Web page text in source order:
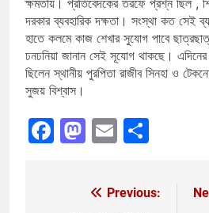
দরকার ব্যবহারিক দক্ষতা। সংস্থা কত সেই
হাতে কলমে কাজ শেখার সুযোগ পাবে
ঢনঢনিয়া জানান সেই সূযোগ থাকছে।
ছিলেন স্থানীয় পুরপিতা রাজীব সিনহা ও
সুজয় বিশ্বাস।
Facebook
Mastodon
Email
Previous: